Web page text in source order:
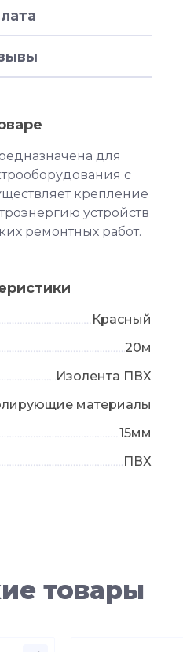
для
с
крепление
устройств
ремонтных работ.
Красный
20м
Изолента ПВХ
материалы
15мм
ПВХ
товары